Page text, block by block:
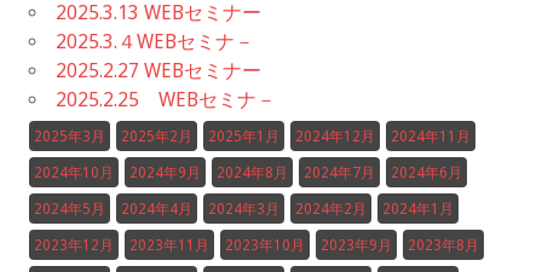
2025.3.13 WEBセミナー
2025.3.４WEBセミナ－
2025.2.27 WEBセミナー
2025.2.25 WEBセミナ－
2025年3月 2025年2月 2025年1月 2024年12月 2024年11月
2024年10月 2024年9月 2024年8月 2024年7月 2024年6月
2024年5月 2024年4月 2024年3月 2024年2月 2024年1月
2023年12月 2023年11月 2023年10月 2023年9月 2023年8月